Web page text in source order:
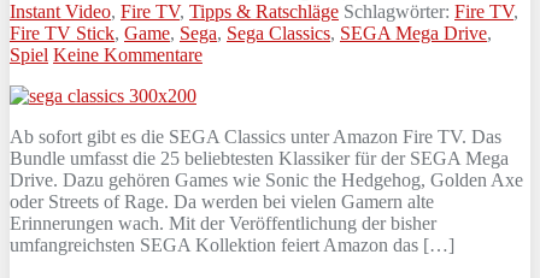
Instant Video, Fire TV, Tipps & Ratschläge Schlagwörter: Fire TV,
Fire TV Stick, Game, Sega, Sega Classics, SEGA Mega Drive,
Spiel Keine Kommentare
Ab sofort gibt es die SEGA Classics unter Amazon Fire TV. Das
Bundle umfasst die 25 beliebtesten Klassiker für der SEGA Mega
Drive. Dazu gehören Games wie Sonic the Hedgehog, Golden Axe
oder Streets of Rage. Da werden bei vielen Gamern alte
Erinnerungen wach. Mit der Veröffentlichung der bisher
umfangreichsten SEGA Kollektion feiert Amazon das […]